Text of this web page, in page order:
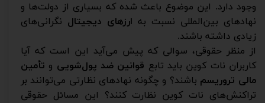
وجود دارد. این موضوع باعث شده که بسیاری از دولت‌ها و
نهادهای بین‌المللی نسبت به ارزهای دیجیتال نگرانی‌های
زیادی داشته باشند.
از منظر حقوقی، سوالی که پیش می‌آید این است که آیا
کاربران نات کوین باید تابع قوانین ضد پول‌شویی و تأمین
مالی تروریسم باشند؟ و چگونه نهادهای نظارتی می‌توانند بر
تراکنش‌های نات کوین نظارت کنند؟ این مسائل حقوقی